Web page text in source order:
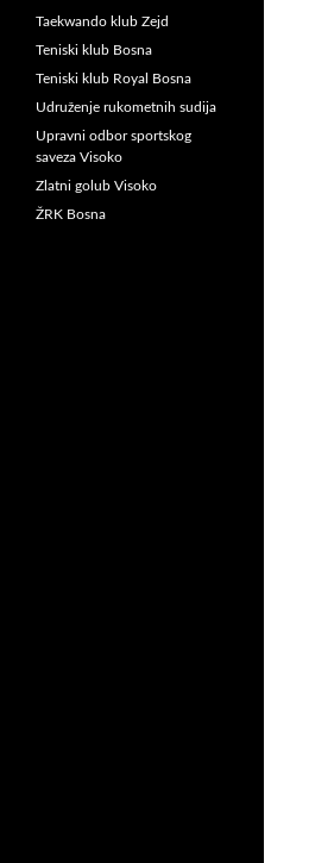
Taekwando klub Zejd
Teniski klub Bosna
Teniski klub Royal Bosna
Udruženje rukometnih sudija
Upravni odbor sportskog
saveza Visoko
Zlatni golub Visoko
ŽRK Bosna